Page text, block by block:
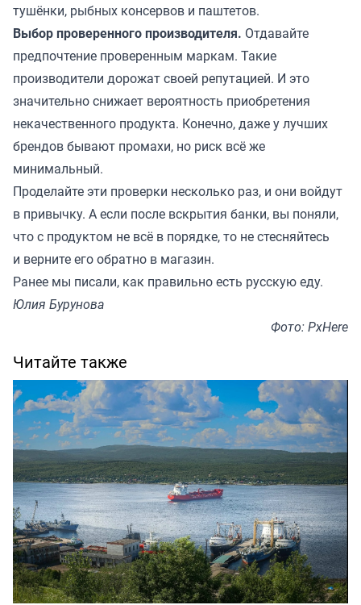
тушёнки, рыбных консервов и паштетов.
Выбор проверенного производителя. Отдавайте
предпочтение проверенным маркам. Такие
производители дорожат своей репутацией. И это
значительно снижает вероятность приобретения
некачественного продукта. Конечно, даже у лучших
брендов бывают промахи, но риск всё же
минимальный.
Проделайте эти проверки несколько раз, и они войдут
в привычку. А если после вскрытия банки, вы поняли,
что с продуктом не всё в порядке, то не стесняйтесь
и верните его обратно в магазин.
Ранее мы писали, как правильно есть русскую еду.
Юлия Бурунова
Фото: PxHere
Читайте также